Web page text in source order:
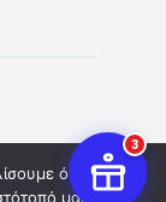
3
ότι σας
μας. Εάν